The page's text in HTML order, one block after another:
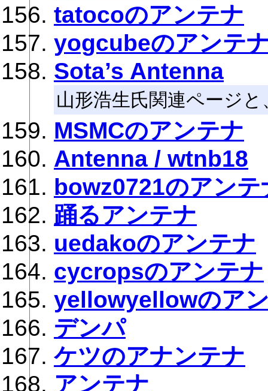
tatocoのアンテナ
yogcubeのアンテ
Sota’s Antenna
山形浩生氏関連ページ
MSMCのアンテナ
Antenna / wtnb18
bowz0721のアンテ
踊るアンテナ
uedakoのアンテナ
cycropsのアンテナ
yellowyellowのア
デンパ
ケツのアナンテナ
アンテナ